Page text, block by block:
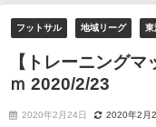
フットサル 地域リーグ 東
【トレーニング
ｍ 2020/2/23
2020年2月24日 2020年2月